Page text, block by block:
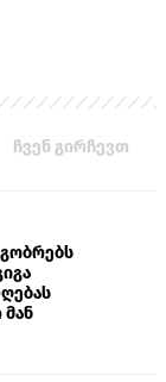
ჩვენ გირჩევთ
მან